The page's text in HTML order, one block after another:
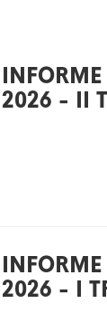
INFORME
2026 - II
INFORME
2026 - I